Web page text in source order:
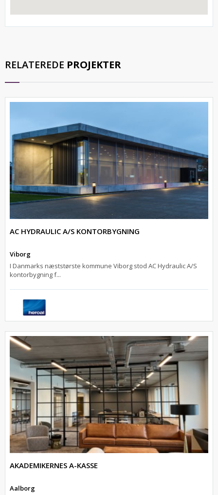
RELATEREDE PROJEKTER
AC HYDRAULIC A/S KONTORBYGNING
Viborg
I Danmarks næststørste kommune Viborg stod AC Hydraulic A/S
kontorbygning f...
AKADEMIKERNES A-KASSE
Aalborg